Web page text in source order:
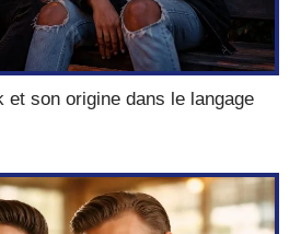
son origine dans le langage